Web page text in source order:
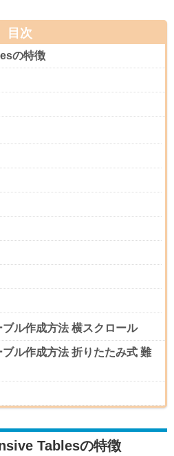
目次
の特徴
ル作成方法 横スクロール
ル作成方法 折りたたみ式 難
Tablesの特徴